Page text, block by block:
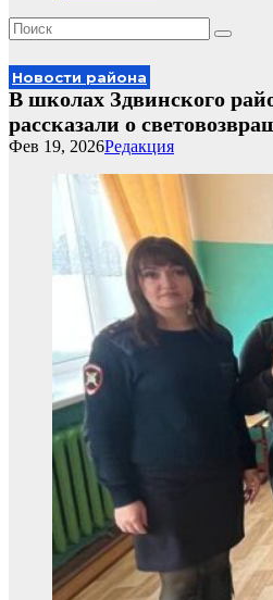
Новости района
В школах Здвинского
рассказали о
Редакция
Фев 19, 2026